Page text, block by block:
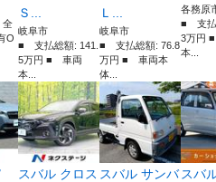
全
O
Ｓ...
岐阜市
■ 支払総額: 141.
5万円 ■ 車両
本...
Ｌ...
岐阜市
■ 支払総額: 76.8
万円 ■ 車両本
体...
各務原
■ 支払
3万円
本...
スバル クロス スバル サンバ スバ